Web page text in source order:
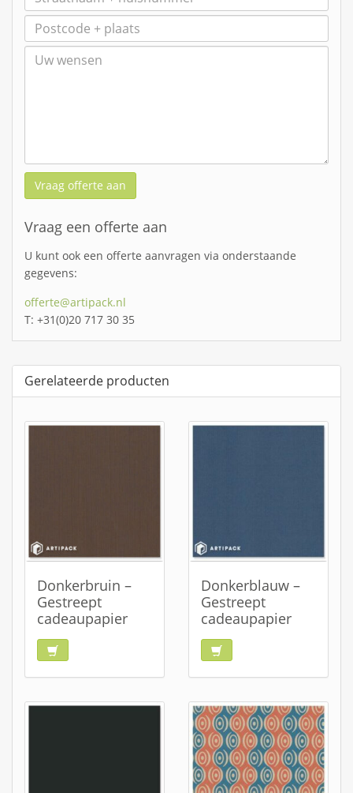
Vraag offerte aan
Vraag een offerte aan
U kunt ook een offerte aanvragen via onderstaande
gegevens:
offerte@artipack.nl
T: +31(0)20 717 30 35
Gerelateerde producten
Donkerbruin –
Gestreept
cadeaupapier
Donkerblauw –
Gestreept
cadeaupapier